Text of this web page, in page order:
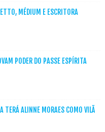
MÉDIUM E ESCRITORA
PODER DO PASSE ESPÍRITA
TERÁ ALINNE MORAES COMO VILÃ